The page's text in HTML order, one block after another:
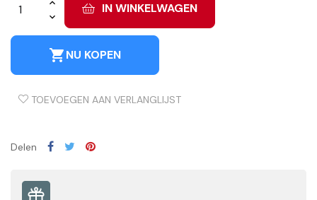
IN WINKELWAGEN
shopping_cartNU KOPEN
TOEVOEGEN AAN VERLANGLIJST
Delen